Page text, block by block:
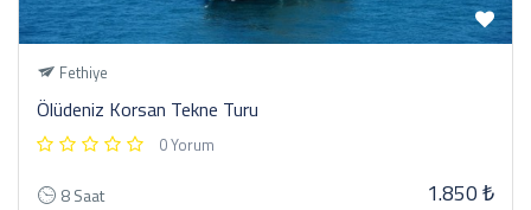
Fethiye
Ölüdeniz Korsan Tekne Turu
0 Yorum
8 Saat 1.850 ₺